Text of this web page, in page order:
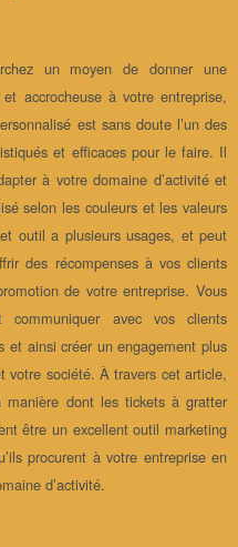
un moyen de donner une
accrocheuse à votre entreprise,
est sans doute l’un des
et efficaces pour le faire. Il
à votre domaine d’activité et
selon les couleurs et les valeurs
outil a plusieurs usages, et peut
des récompenses à vos clients
de votre entreprise. Vous
communiquer avec vos clients
et ainsi créer un engagement plus
votre société. À travers cet article,
manière dont les tickets à gratter
être un excellent outil marketing
procurent à votre entreprise en
d’activité.